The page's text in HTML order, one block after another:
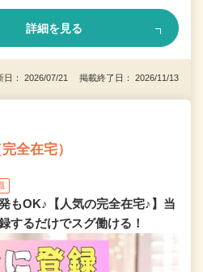
詳細を見る
日： 2026/07/21 掲載終了日： 2026/11/13
全在宅）
もOK♪【人気の完全在宅♪】当
するだけでスグ働ける！